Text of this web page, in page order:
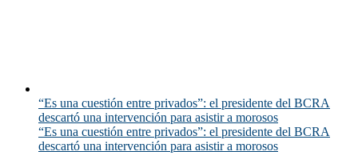
“Es una cuestión entre privados”: el presidente del BCRA
descartó una intervención para asistir a morosos
“Es una cuestión entre privados”: el presidente del BCRA
descartó una intervención para asistir a morosos